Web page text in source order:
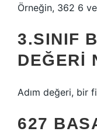
Örneğin, 362 6 ve
3.SINIF
DEĞERI
Adım değeri, bir
627